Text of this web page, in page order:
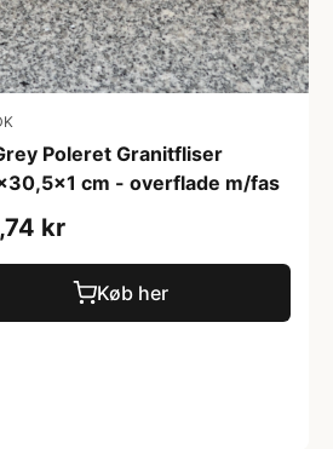
Poleret Granitfliser
cm - overflade m/fas
kr
Køb her